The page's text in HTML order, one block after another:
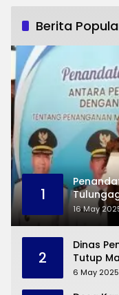
Berita
1
16 May
2
Dinas
Tutup
6 May 2025